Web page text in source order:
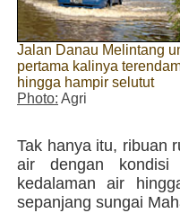
Jalan Danau Melintang
pertama kalinya
hingga hampir selutut
Photo: Agri
Tak hanya itu, ribuan
air dengan kondisi
kedalaman air
sepanjang sungai